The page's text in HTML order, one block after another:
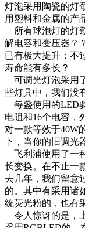
灯泡采用陶瓷的灯
用塑料和金属的产
所有球泡灯的灯
解电容和变压器？
已有极大提升；不
寿命能有多长？
可调光灯泡采用
些灯具中，我们没
每盏使用的LED
电阻和16个电容，
对一款等效于40W
下，当你的旧调光
飞利浦使用了一
长变换。在不止一
去几年，我们留意
的。其中有采用诸
统荧光粉的，也有
令人惊讶的是，